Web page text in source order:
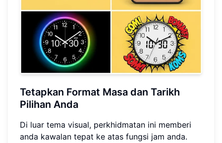
Tetapkan Format Masa dan Tarikh
Pilihan Anda
Di luar tema visual, perkhidmatan ini memberi
anda kawalan tepat ke atas fungsi jam anda.